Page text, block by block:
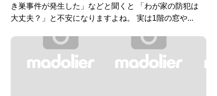
き巣事件が発生した」などと聞くと 「わが家の防犯は
大丈夫？」と不安になりますよね。 実は1階の窓や...